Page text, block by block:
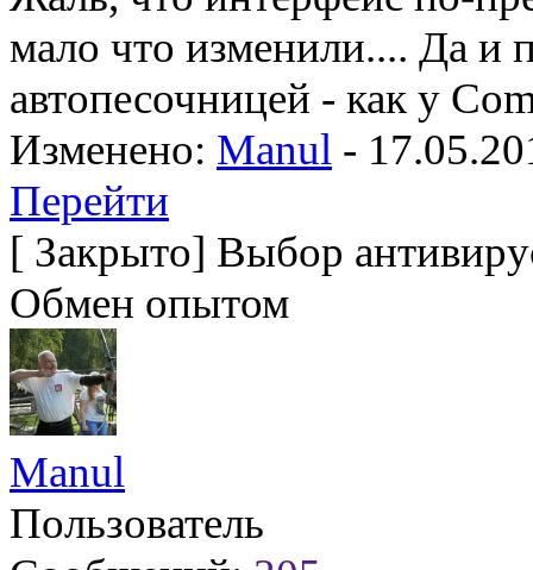
мало что изменили.... Да и
автопесочницей - как у
Изменено: Manul -
Перейти
[ Закрыто] Выбор
Обмен опытом
Manul
Пользователь